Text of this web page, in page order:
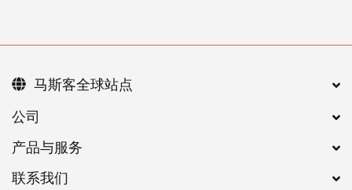
公司
产品与服务
联系我们
马斯客全球站点